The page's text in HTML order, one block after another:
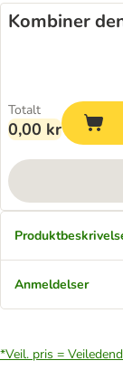
Kombiner
Totalt
0,00 kr
Anmeldelser
*Veil. pris =